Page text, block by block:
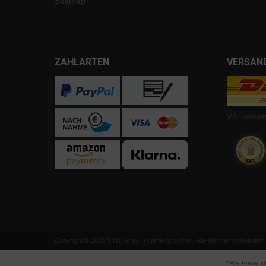
ZAHLARTEN
Copyright © 2025 S.H1 GmbH / camforpro.com - Alle Rechte vorbehalten
* Alle Preise